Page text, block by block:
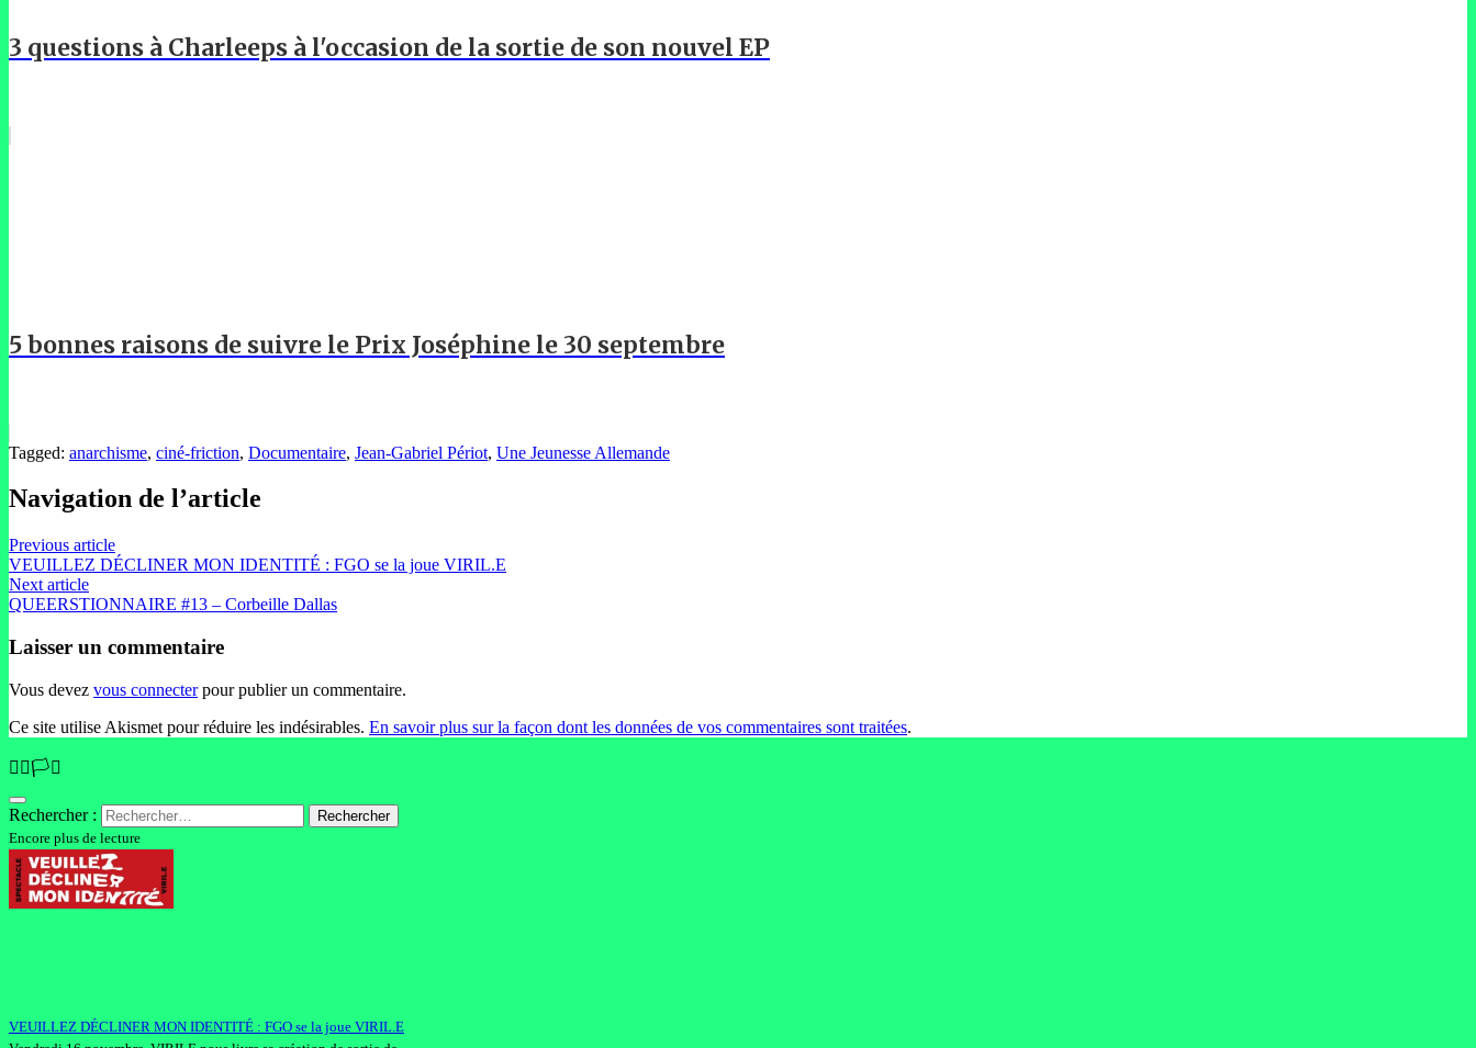
3 questions à Charleeps à l'occasion de la sortie de son nouvel EP
5 bonnes raisons de suivre le Prix Joséphine le 30 septembre
Tagged: anarchisme, ciné-friction, Documentaire, Jean-Gabriel Périot, Une Jeunesse Allemande
Navigation de l’article
Previous article
VEUILLEZ DÉCLINER MON IDENTITÉ : FGO se la joue VIRIL.E
Next article
QUEERSTIONNAIRE #13 – Corbeille Dallas
Laisser un commentaire
Vous devez vous connecterpour publier un commentaire.
Ce site utilise Akismet pour réduire les indésirables. En savoir plus sur la façon dont les données de vos commentaires sont traitées.
🏳️‍🌈🏳️‍⚧️
Rechercher :
Encore plus de lecture
VEUILLEZ DÉCLINER MON IDENTITÉ : FGO se la joue VIRIL.E